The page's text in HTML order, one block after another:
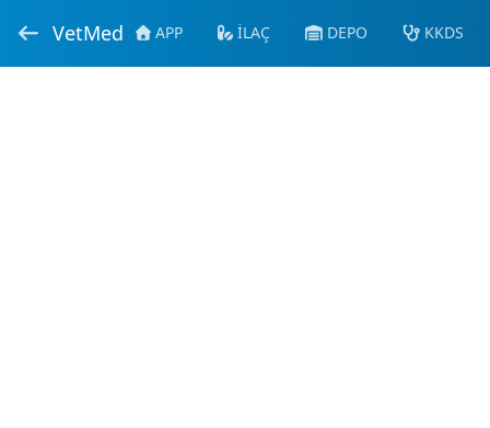
VetMed APP İLAÇ DEPO KKDS